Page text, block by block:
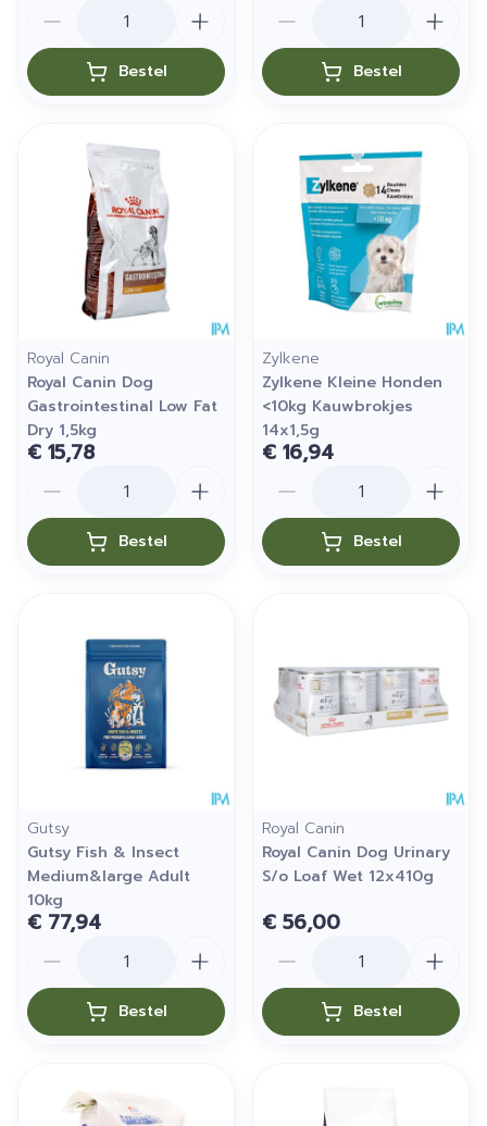
Bestel Bestel
Royal Canin
Royal Canin Dog
Gastrointestinal Low Fat
Dry 1,5kg
€ 15,78
Bestel
Zylkene
Zylkene Kleine Honden
<10kg Kauwbrokjes
14x1,5g
€ 16,94
Bestel
Gutsy
Gutsy Fish & Insect
Medium&large Adult
10kg
€ 77,94
Bestel
Royal Canin
Royal Canin Dog Urinary
S/o Loaf Wet 12x410g
€ 56,00
Bestel